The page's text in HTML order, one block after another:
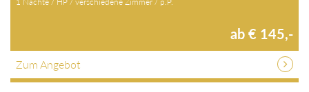
ab € 145,-
Zum Angebot